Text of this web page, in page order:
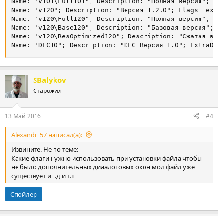
Name: "v120"; Description: "Версия 1.2.0"; Flags:
Name: "v120\Full120"; Description: "Полная версия";
Name: "v120\Base120"; Description: "Базовая
Name: "v120\ResOptimized120"; Description: "Сжатая
Name: "DLC10"; Description: "DLC Версия 1.0";
SBalykov
Старожил
13 Май 2016 #4
Alexandr_57 написал(а):
Извините. Не по теме:
Какие флаги нужно использовать при установки файла чтобы
не было дополнительных диаалоговых окон мол файл уже
существует и т.д и т.п
Спойлер